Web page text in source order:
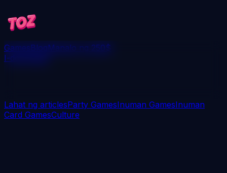
GamesBlogManalo ng 250$
I-download
Lahat ng articlesParty GamesInuman GamesInuman
Card GamesCulture